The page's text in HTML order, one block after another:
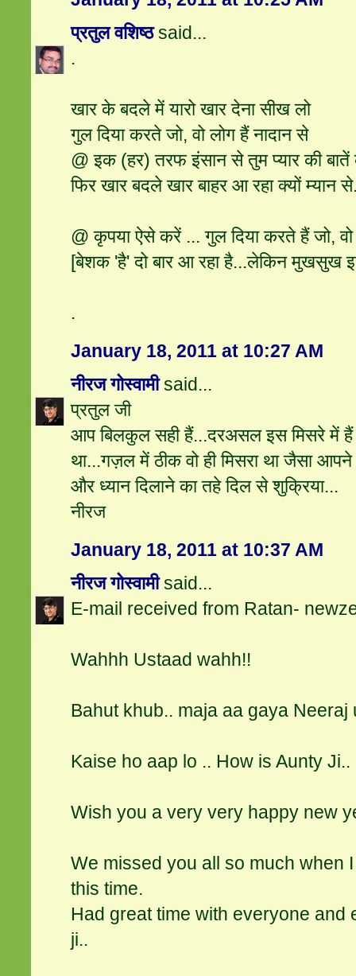
प्रतुल वशिष्ठsaid...
.
खार के बदले में यारो खार देना सीख लो
गुल दिया करते जो, वो लोग हैं नादान से
@ इक (हर) तरफ इंसान से तुम प्यार की बातें
फिर खार बदले खार बाहर आ रहा क्यों म्यान
@ कृपया ऐसे करें ... गुल दिया करते हैं जो, वो
[बेशक 'है' दो बार आ रहा है...लेकिन मुखसुख
.
January 18, 2011 at 10:27 AM
नीरज गोस्वामीsaid...
प्रतुल जी
आप बिलकुल सही हैं...दरअसल इस मिसरे में हैं
था...गज़ल में ठीक वो ही मिसरा था जैसा आपने
और ध्यान दिलाने का तहे दिल से शुक्रिया...
नीरज
January 18, 2011 at 10:37 AM
नीरज गोस्वामीsaid...
E-mail received from Ratan-
Wahhh Ustaad wahh!!
Bahut khub.. maja aa gaya Neeraj
Kaise ho aap lo .. How is Aunty Ji..
Wish you a very very happy new
We missed you all so much when
this time.
Had great time with everyone and
ji..